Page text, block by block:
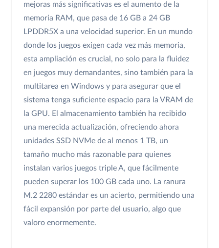
mejoras más significativas es el aumento de la
memoria RAM, que pasa de 16 GB a 24 GB
LPDDR5X a una velocidad superior. En un mundo
donde los juegos exigen cada vez más memoria,
esta ampliación es crucial, no solo para la fluidez
en juegos muy demandantes, sino también para la
multitarea en Windows y para asegurar que el
sistema tenga suficiente espacio para la VRAM de
la GPU. El almacenamiento también ha recibido
una merecida actualización, ofreciendo ahora
unidades SSD NVMe de al menos 1 TB, un
tamaño mucho más razonable para quienes
instalan varios juegos triple A, que fácilmente
pueden superar los 100 GB cada uno. La ranura
M.2 2280 estándar es un acierto, permitiendo una
fácil expansión por parte del usuario, algo que
valoro enormemente.